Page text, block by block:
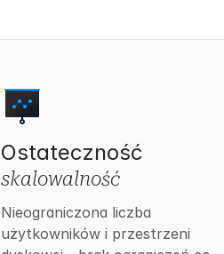
Ostateczność
skalowalność
Nieograniczona liczba
użytkowników i przestrzeni